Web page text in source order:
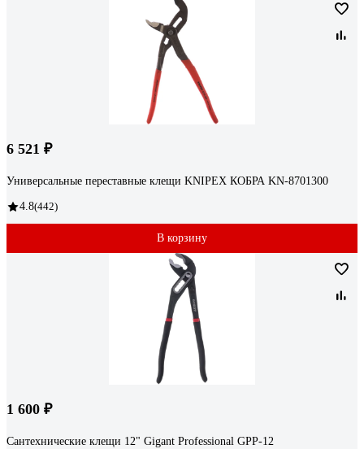
6 521 ₽
Универсальные переставные клещи KNIPEX КОБРА KN-8701300
4.8(442)
В корзину
1 600 ₽
Сантехнические клещи 12" Gigant Professional GPP-12